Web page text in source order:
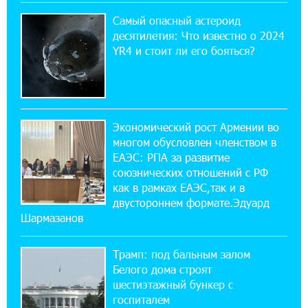
Никогда Нагорный Карабах не был в составе
независимого Азербайджана. Аршак
Карапетян
17:52:29 25-07-2026
обратился к президенту страны с просьбой
содействовать освобождению армянских заключенных,
осужденных в Азербайджане
12:17:04 23-07-2026
Против кого вооружается Азербайджан?
Аршак Карапетян
12:04:45 23-07-2026
При поддержке Ucom в спортивной школе
Вайка установлена солнечная
электростанция мощностью 15 кВт
Самый опасный астероид
десятилетия: Что известно о 2024
YR4 и стоит ли его бояться?
Экономический рост Армении во
многом обусловлен членством в
ЕАЭС: РПА за развитие
союзнических отношений с РФ
как в рамках ЕАЭС,так и в
двустороннем формате.Эдуард
Шармазанов
Трамп: под бальным залом
Белого дома строят
шестиэтажный бункер с
госпиталем